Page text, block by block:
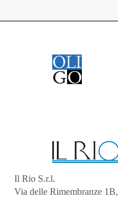
Il Rio S.r.l.
Via delle Rimembranze 1B,